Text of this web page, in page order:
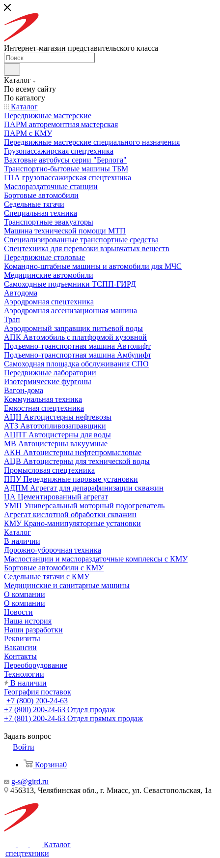
Интернет-магазин представительского класса
Каталог
По всему сайту
По каталогу
Каталог
Передвижные мастерские
ПАРМ авторемонтная мастерская
ПАРМ с КМУ
Передвижные мастерские специального назначения
Грузопассажирская спецтехника
Вахтовые автобусы серии "Берлога"
Транспортно-бытовые машины ТБМ
ГПА грузопассажирская спецтехника
Маслораздаточные станции
Бортовые автомобили
Седельные тягачи
Специальная техника
Транспортные эвакуаторы
Машина технической помощи МТП
Специализированные транспортные средства
Спецтехника для перевозки взрывчатых веществ
Передвижные столовые
Командно-штабные машины и автомобили для МЧС
Медицинские автомобили
Самоходные подъемники ТСПП-ГИРД
Автодома
Аэродромная спецтехника
Аэродромная ассенизационная машина
Трап
Аэродромный заправщик питьевой воды
АПК Автомобиль с платформой кузовной
Подъемно-транспортная машина Автолифт
Подъемно-транспортная машина Амбулифт
Самоходная площадка обслуживания СПО
Передвижные лаборатории
Изотермические фургоны
Вагон-дома
Коммунальная техника
Емкостная спецтехника
АЦН Автоцистерны нефтевозы
АТЗ Автотопливозаправщики
АЦПТ Автоцистерны для воды
МВ Автоцистерны вакуумные
АКН Автоцистерны нефтепромысловые
АЦВ Автоцистерны для технической воды
Промысловая спецтехника
ППУ Передвижные паровые установки
АДПМ Агрегат для депарафинизации скважин
ЦА Цементированный агрегат
УМП Универсальный моторный подогреватель
Агрегат кислотной обработки скважин
КМУ Крано-манипуляторные установки
Каталог
В наличии
Дорожно-уборочная техника
Маслостанции и маслораздаточные комплексы с КМУ
Бортовые автомобили с КМУ
Седельные тягачи с КМУ
Медицинские и санитарные машины
О компании
О компании
Новости
Наша история
Наши разработки
Реквизиты
Вакансии
Контакты
Переоборудование
Технологии
В наличии
География поставок
+7 (800) 200-24-63
+7 (800) 200-24-63 Отдел продаж
+7 (801) 200-24-63 Отдел прямых продаж
Задать вопрос
Войти
Корзина0
g-s@gird.ru
456313, Челябинская обл., г. Миасс, ул. Севастопольская, 1а
Каталог
спецтехники